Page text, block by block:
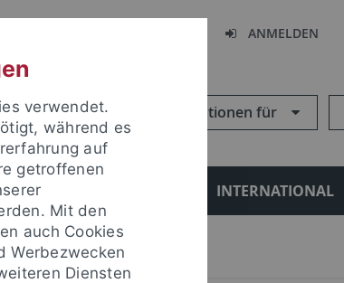
ANMELDEN
Informationen für
EINRICHTUNGEN INTERNATIONAL
verwendet.
während es
auf
getroffenen
Mit den
auch Cookies
Werbezwecken
Diensten